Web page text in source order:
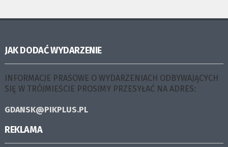
JAK DODAĆ WYDARZENIE
INFORMACJE PRASOWE O WYDARZENIACH ODBYWAJĄCYCH
SIĘ W TRÓJMIEŚCIE PROSIMY PRZESYŁAĆ NA ADRES:
GDANSK@PIKPLUS.PL
REKLAMA